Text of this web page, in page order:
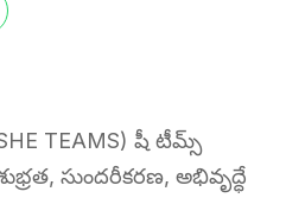
TEAMS) షీ టీమ్స్
సుందరీకరణ, అభివృద్ధే